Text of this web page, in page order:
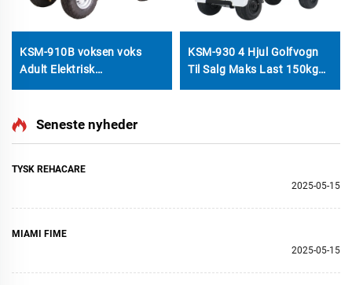
KSM-910B voksen voks
Adult Elektrisk
Bygget 4 Hjul Ældre
KSM-930 4 Hjul Golfvogn
Til Salg Maks Last 150kg
Seneste nyheder
TYSK REHACARE
2025-05-15
MIAMI FIME
2025-05-15